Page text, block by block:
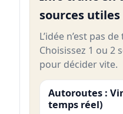
sources utiles
L’idée n’est pas
Choisissez 1 ou 2
pour décider vite.
Autoroutes :
temps réel)